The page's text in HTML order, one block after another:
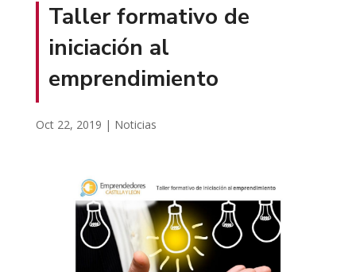
Taller formativo de
iniciación al
emprendimiento
Oct 22, 2019 | Noticias